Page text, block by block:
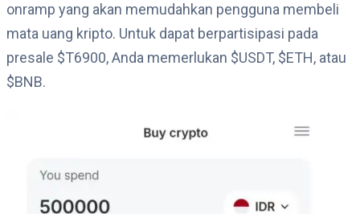
onramp yang akan memudahkan pengguna membeli
mata uang kripto. Untuk dapat berpartisipasi pada
presale $T6900, Anda memerlukan $USDT, $ETH, atau
$BNB.